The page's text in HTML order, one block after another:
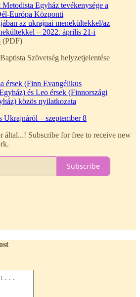
Egyház tevékenysége a
Európa Központi
az ukrajnai menekültekkel/az
– 2022. április 21-i
(PDF)
Szövetség helyzetjelentése
érsek (Finn Evangélikus
és Leo érsek (Finnországi
közös nyilatkozata
Ukrajnáról – szeptember 8
által...! Subscribe for free to receive new
Subscribe